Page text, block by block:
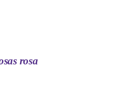
rosa